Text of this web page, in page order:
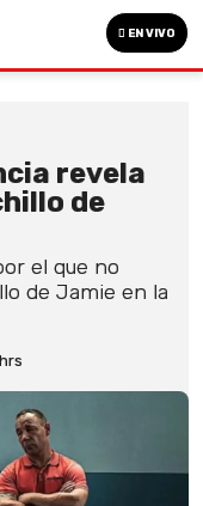
EN VIVO
revela
de
el que no
de Jamie en la